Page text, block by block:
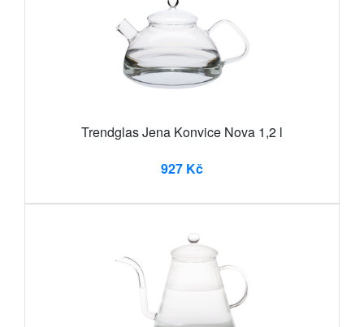
Trendglas Jena Konvice Nova 1,2 l
927 Kč